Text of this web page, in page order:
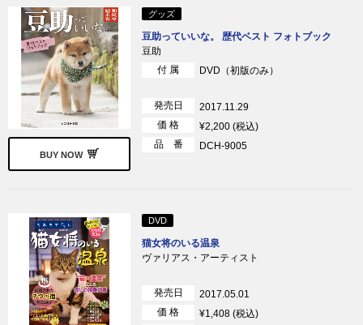
BUY NOW
グッズ
豆助っていいな。 歴代ベスト フォトブック
豆助
付 属
DVD（初版のみ）
発売日
2017.11.29
価 格
¥2,200 (税込)
品 番
DCH-9005
DVD
猫女将のいる温泉
ヴァリアス・アーティスト
発売日
2017.05.01
価 格
¥1,408 (税込)